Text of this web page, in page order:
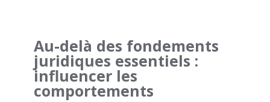
Au-delà des fondements
juridiques essentiels :
influencer les
comportements